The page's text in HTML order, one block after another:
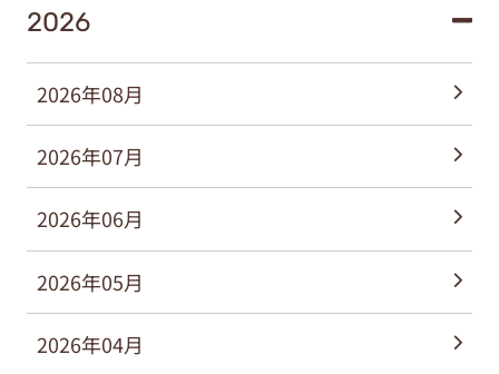
2026
2026年08月
2026年07月
2026年06月
2026年05月
2026年04月